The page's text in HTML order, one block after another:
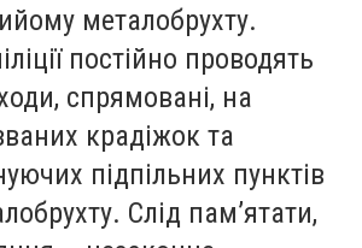
металобрухту.
постійно проводять
спрямовані, на
крадіжок та
підпільних пунктів
Слід пам’ятати,